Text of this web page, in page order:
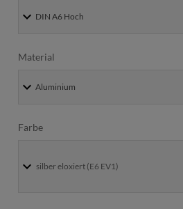
Material
Farbe
silber eloxiert (E6 EV1)